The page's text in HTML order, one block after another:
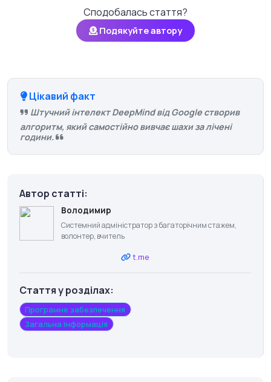
Сподобалась стаття?
Подякуйте автору
Цікавий факт
Штучний інтелект DeepMind від Google створив
алгоритм, який самостійно вивчає шахи за лічені
години.
Автор статті:
Володимир
Системний адміністратор з багаторічним стажем,
волонтер, вчитель
t.me
Стаття у розділах:
Програмне забезпечення
Загальна інформація